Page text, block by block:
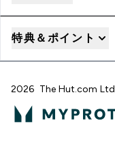
特典＆ポイント
2026 The Hut.com Ltd